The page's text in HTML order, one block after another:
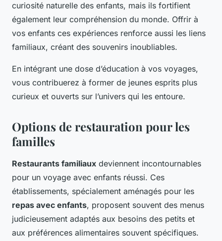
curiosité naturelle des enfants, mais ils fortifient
également leur compréhension du monde. Offrir à
vos enfants ces expériences renforce aussi les liens
familiaux, créant des souvenirs inoubliables.
En intégrant une dose d’éducation à vos voyages,
vous contribuerez à former de jeunes esprits plus
curieux et ouverts sur l’univers qui les entoure.
Options de restauration pour les
familles
Restaurants familiaux deviennent incontournables
pour un voyage avec enfants réussi. Ces
établissements, spécialement aménagés pour les
repas avec enfants, proposent souvent des menus
judicieusement adaptés aux besoins des petits et
aux préférences alimentaires souvent spécifiques.